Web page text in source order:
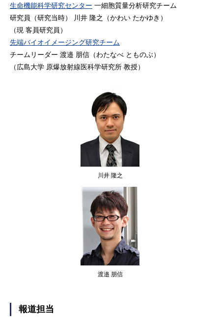
生命機能科学研究センター 一細胞質量分析研究チーム
研究員（研究当時） 川井 隆之（かわい たかゆき）
（現 客員研究員）
先端バイオイメージング研究チーム
チームリーダー 渡邉 朋信（わたなべ とものぶ）
（広島大学 原爆放射線医科学研究所 教授）
川井 隆之
渡邉 朋信
報道担当